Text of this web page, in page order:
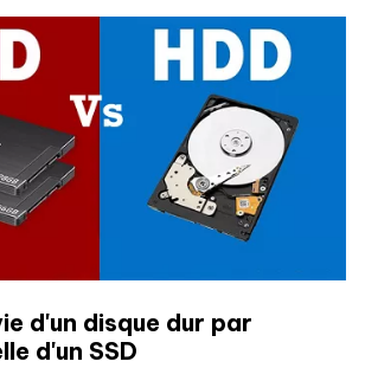
d'un disque dur par
d'un SSD